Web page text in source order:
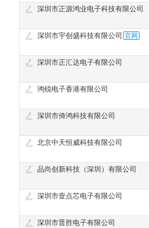
深圳市正源鸿业电子科技有限公司
深圳市宇创盛科技有限公司
深圳市正汇达电子有限公司
鸿锐电子香港有限公司
深圳市倚鸿科技有限公司
北京中天恒威科技有限公司
品尚创新科技（深圳）有限公司
深圳市壹点芯电子有限公司
深圳市晋胜电子有限公司